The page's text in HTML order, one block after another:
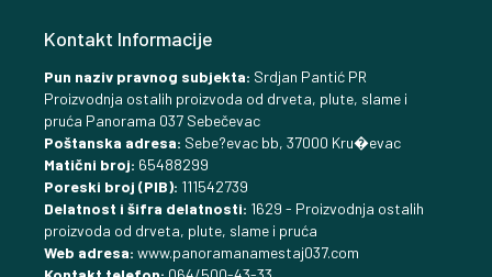
Kontakt Informacije
Pun naziv pravnog subjekta: Srdjan Pantić PR
Proizvodnja ostalih proizvoda od drveta, plute, slame i
pruća Panorama 037 Sebečevac
Poštanska adresa: Sebe?evac bb, 37000 Kru�evac
Matični broj: 65488299
Poreski broj (PIB): 111542739
Delatnost i šifra delatnosti: 1629 - Proizvodnja ostalih
proizvoda od drveta, plute, slame i pruća
Web adresa: www.panoramanamestaj037.com